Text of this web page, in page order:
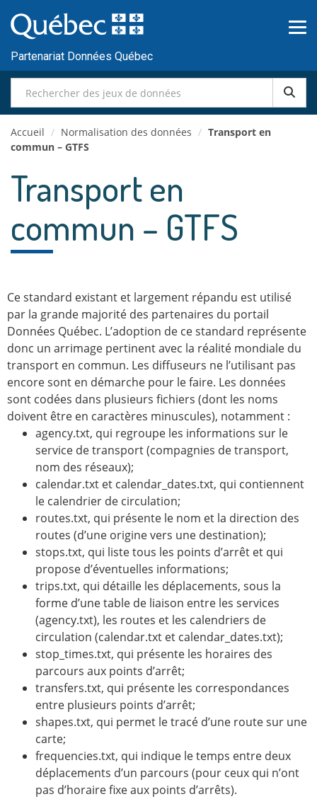
au
contenu
Partenariat Données Québec
Accueil / Normalisation des données / Transport en
commun – GTFS
Transport en
commun – GTFS
Ce standard existant et largement répandu est utilisé
par la grande majorité des partenaires du portail
Données Québec. L’adoption de ce standard représente
donc un arrimage pertinent avec la réalité mondiale du
transport en commun. Les diffuseurs ne l’utilisant pas
encore sont en démarche pour le faire. Les données
sont codées dans plusieurs fichiers (dont les noms
doivent être en caractères minuscules), notamment :
agency.txt, qui regroupe les informations sur le
service de transport (compagnies de transport,
nom des réseaux);
calendar.txt et calendar_dates.txt, qui contiennent
le calendrier de circulation;
routes.txt, qui présente le nom et la direction des
routes (d’une origine vers une destination);
stops.txt, qui liste tous les points d’arrêt et qui
propose d’éventuelles informations;
trips.txt, qui détaille les déplacements, sous la
forme d’une table de liaison entre les services
(agency.txt), les routes et les calendriers de
circulation (calendar.txt et calendar_dates.txt);
stop_times.txt, qui présente les horaires des
parcours aux points d’arrêt;
transfers.txt, qui présente les correspondances
entre plusieurs points d’arrêt;
shapes.txt, qui permet le tracé d’une route sur une
carte;
frequencies.txt, qui indique le temps entre deux
déplacements d’un parcours (pour ceux qui n’ont
pas d’horaire fixe aux points d’arrêts).